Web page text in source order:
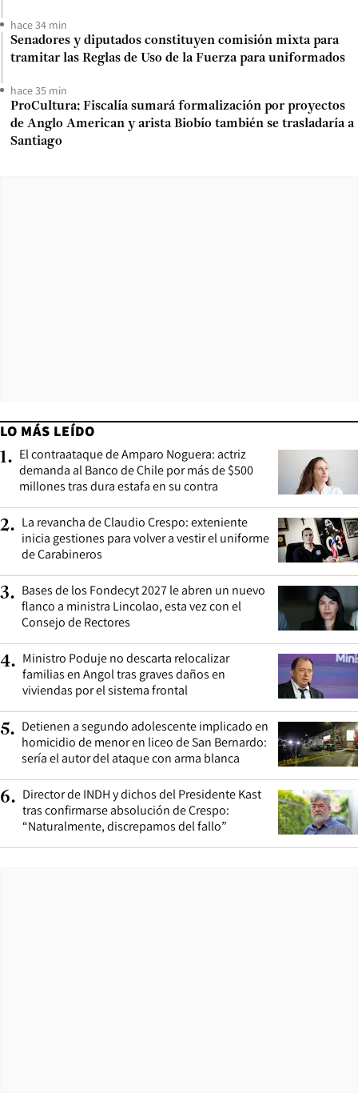
hace 34 min
Senadores y diputados constituyen comisión mixta para
tramitar las Reglas de Uso de la Fuerza para uniformados
hace 35 min
ProCultura: Fiscalía sumará formalización por proyectos
de Anglo American y arista Biobío también se trasladaría a
Santiago
LO MÁS LEÍDO
1. El contraataque de Amparo Noguera: actriz
demanda al Banco de Chile por más de $500
millones tras dura estafa en su contra
2. La revancha de Claudio Crespo: exteniente
inicia gestiones para volver a vestir el uniforme
de Carabineros
3. Bases de los Fondecyt 2027 le abren un nuevo
flanco a ministra Lincolao, esta vez con el
Consejo de Rectores
4. Ministro Poduje no descarta relocalizar
familias en Angol tras graves daños en
viviendas por el sistema frontal
5. Detienen a segundo adolescente implicado en
homicidio de menor en liceo de San Bernardo:
sería el autor del ataque con arma blanca
6. Director de INDH y dichos del Presidente Kast
tras confirmarse absolución de Crespo:
“Naturalmente, discrepamos del fallo”